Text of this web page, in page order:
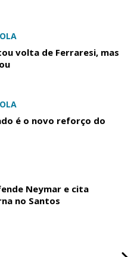
volta de Ferraresi, mas
é o novo reforço do
Neymar e cita
no Santos